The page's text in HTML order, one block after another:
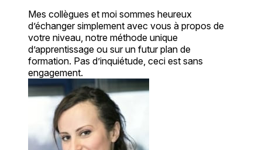
Mes collègues et moi sommes heureux
d’échanger simplement avec vous à propos de
votre niveau, notre méthode unique
d’apprentissage ou sur un futur plan de
formation. Pas d’inquiétude, ceci est sans
engagement.